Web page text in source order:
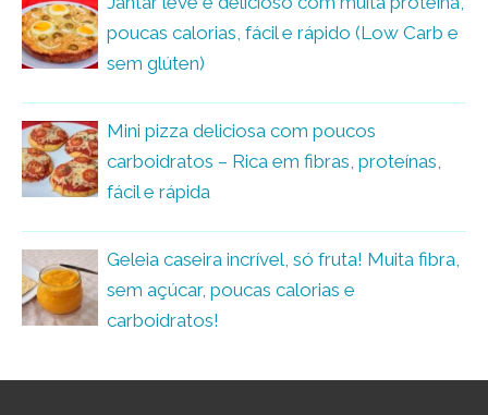
poucas calorias, fácil e rápido (Low Carb e
sem glúten)
Mini pizza deliciosa com poucos
carboidratos – Rica em fibras, proteínas,
fácil e rápida
Geleia caseira incrível, só fruta! Muita fibra,
sem açúcar, poucas calorias e
carboidratos!